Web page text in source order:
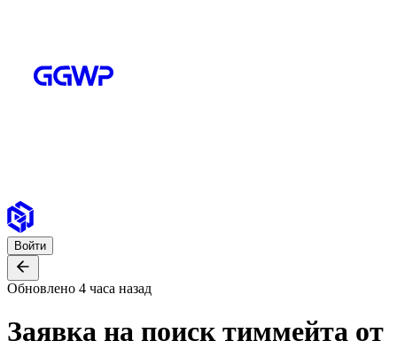
Войти
Обновлено 4 часа назад
Заявка на поиск тиммейта от